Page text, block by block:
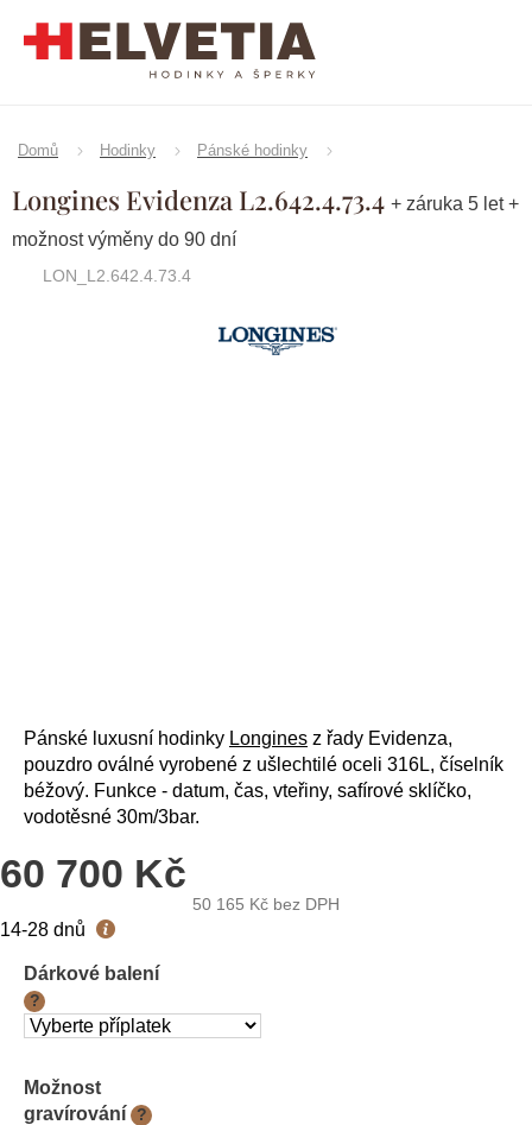
Domů Hodinky Pánské hodinky
Longines Evidenza L2.642.4.73.4 + záruka 5 let +
možnost výměny do 90 dní
LON_L2.642.4.73.4
Značka:Longines
60 700 Kč
50 165 Kč bez DPH
Měrná
14-28 dnů
Dárkové balení
?
Možnost
gravírování
?
Pánské luxusní hodinky Longines z řady Evidenza,
pouzdro oválné vyrobené z ušlechtilé oceli 316L, číselník
béžový. Funkce - datum, čas, vteřiny, safírové sklíčko,
vodotěsné 30m/3bar.